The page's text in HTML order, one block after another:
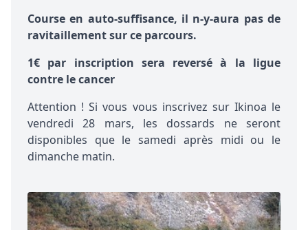
Course en auto-suffisance, il n-y-aura pas de
ravitaillement sur ce parcours.
1€ par inscription sera reversé à la ligue
contre le cancer
Attention ! Si vous vous inscrivez sur Ikinoa le
vendredi 28 mars, les dossards ne seront
disponibles que le samedi après midi ou le
dimanche matin.